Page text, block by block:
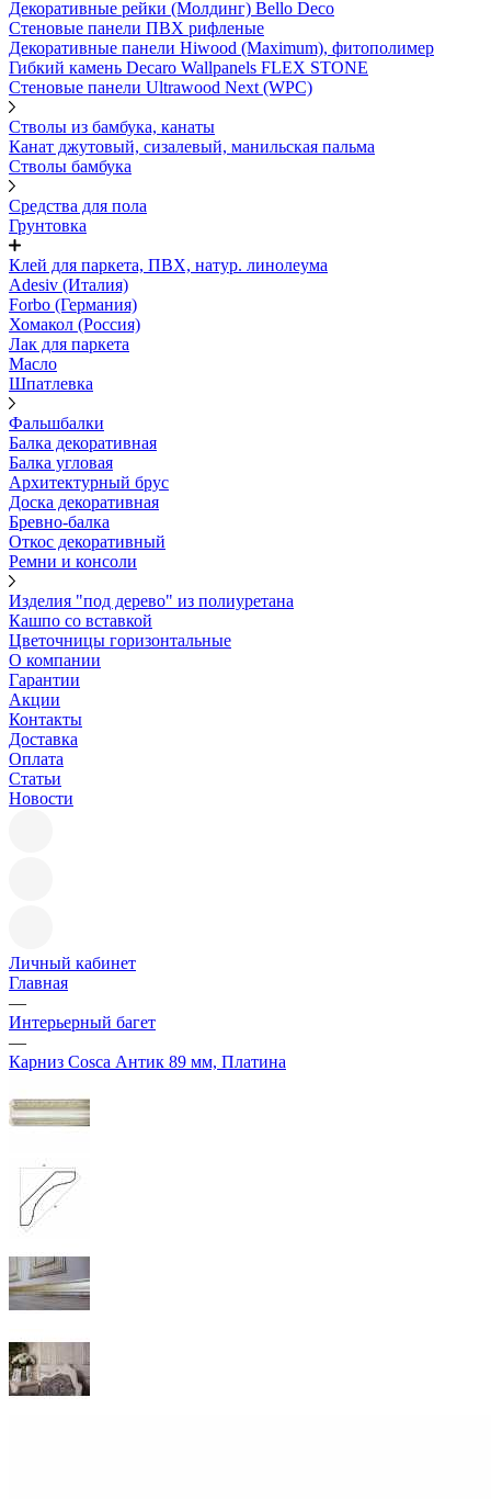
Декоративные рейки (Молдинг) Bello Deco
Стеновые панели ПВХ рифленые
Декоративные панели Hiwood (Maximum), фитополимер
Гибкий камень Decaro Wallpanels FLEX STONE
Стеновые панели Ultrawood Next (WPC)
Стволы из бамбука, канаты
Канат джутовый, сизалевый, манильская пальма
Стволы бамбука
Средства для пола
Грунтовка
Клей для паркета, ПВХ, натур. линолеума
Adesiv (Италия)
Forbo (Германия)
Хомакол (Россия)
Лак для паркета
Масло
Шпатлевка
Фальшбалки
Балка декоративная
Балка угловая
Архитектурный брус
Доска декоративная
Бревно-балка
Откос декоративный
Ремни и консоли
Изделия "под дерево" из полиуретана
Кашпо со вставкой
Цветочницы горизонтальные
О компании
Гарантии
Акции
Контакты
Доставка
Оплата
Статьи
Новости
Личный кабинет
Главная
—
Интерьерный багет
—
Карниз Cosca Антик 89 мм, Платина